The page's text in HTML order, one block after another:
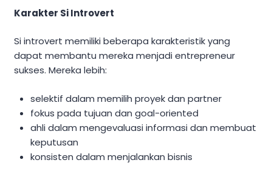
Karakter Si Introvert
Si introvert memiliki beberapa karakteristik yang
dapat membantu mereka menjadi entrepreneur
sukses. Mereka lebih:
selektif dalam memilih proyek dan partner
fokus pada tujuan dan goal-oriented
ahli dalam mengevaluasi informasi dan membuat
keputusan
konsisten dalam menjalankan bisnis